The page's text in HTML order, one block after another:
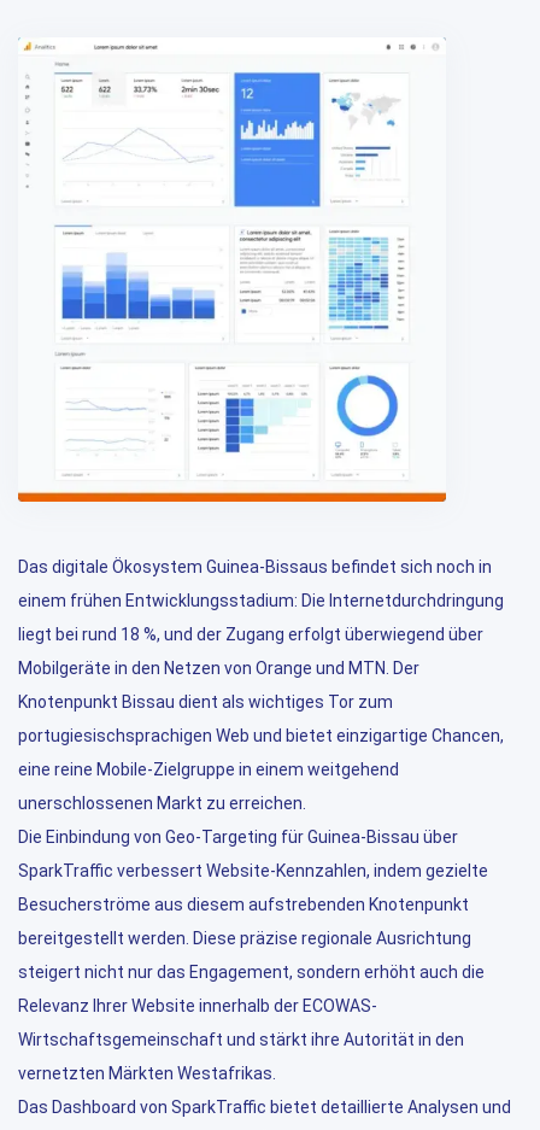
Das digitale Ökosystem Guinea-Bissaus befindet sich noch in
einem frühen Entwicklungsstadium: Die Internetdurchdringung
liegt bei rund 18 %, und der Zugang erfolgt überwiegend über
Mobilgeräte in den Netzen von Orange und MTN. Der
Knotenpunkt Bissau dient als wichtiges Tor zum
portugiesischsprachigen Web und bietet einzigartige Chancen,
eine reine Mobile-Zielgruppe in einem weitgehend
unerschlossenen Markt zu erreichen.
Die Einbindung von Geo-Targeting für Guinea-Bissau über
SparkTraffic verbessert Website-Kennzahlen, indem gezielte
Besucherströme aus diesem aufstrebenden Knotenpunkt
bereitgestellt werden. Diese präzise regionale Ausrichtung
steigert nicht nur das Engagement, sondern erhöht auch die
Relevanz Ihrer Website innerhalb der ECOWAS-
Wirtschaftsgemeinschaft und stärkt ihre Autorität in den
vernetzten Märkten Westafrikas.
Das Dashboard von SparkTraffic bietet detaillierte Analysen und